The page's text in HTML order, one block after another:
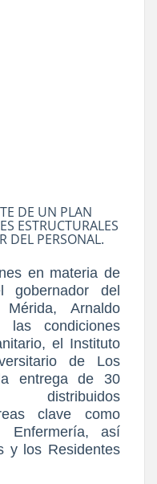
DE UN PLAN
ESTRUCTURALES
DEL PERSONAL.
en materia de
gobernador del
Arnaldo
las condiciones
el Instituto
de Los
entrega de 30
distribuidos
clave como
Enfermería, así
y los Residentes